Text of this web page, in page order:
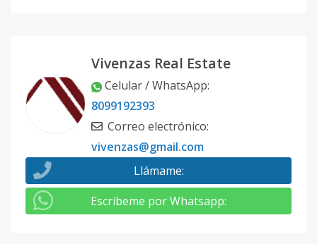
Vivenzas Real Estate
Celular / WhatsApp:
8099192393
Correo electrónico:
vivenzas@gmail.com
Llámame:
Escribeme por Whatsapp: